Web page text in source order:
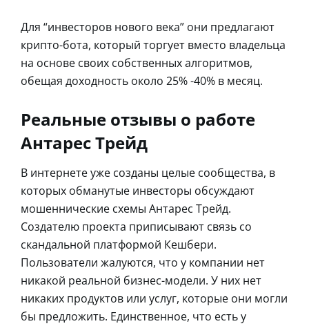
Для “инвесторов нового века” они предлагают
крипто-бота, который торгует вместо владельца
на основе своих собственных алгоритмов,
обещая доходность около 25% -40% в месяц.
Реальные отзывы о работе
Антарес Трейд
В интернете уже созданы целые сообщества, в
которых обманутые инвесторы обсуждают
мошеннические схемы Антарес Трейд.
Создателю проекта приписывают связь со
скандальной платформой Кешбери.
Пользователи жалуются, что у компании нет
никакой реальной бизнес-модели. У них нет
никаких продуктов или услуг, которые они могли
бы предложить. Единственное, что есть у